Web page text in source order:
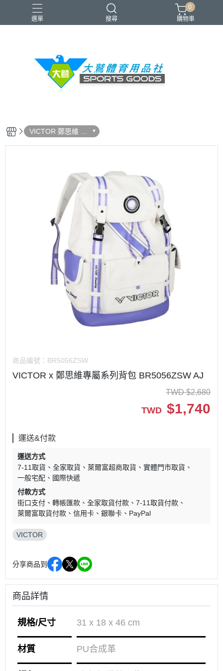
選單 搜尋
VICTOR YONEX 羽球拍 羽球鞋 零碼出清
0
購物車
VICTOR 鄭思維 黃
雅琼 專屬系列商品
商品編號： BR5056ZSW
VICTOR x 鄭思維專屬系列背包 BR5056ZSW AJ
TWD $2,680
TWD $1,740
運送&付款
運送方式
7-11取貨
全家取貨 萊爾富超商取貨
實體門市取貨
一般宅配
國際快遞
付款方式
街口支付
轉帳匯款 全家取貨付款
7-11取貨付款
萊爾富取貨付款
信用卡 銀聯卡 PayPal
VICTOR
分享商品到
商品詳情
規格/尺寸 31 x 18 x 46 cm
材質 PU合成革